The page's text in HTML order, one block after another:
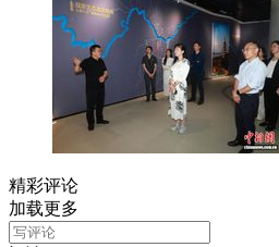
精彩评论
加载更多